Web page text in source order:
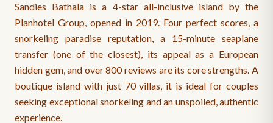
Sandies Bathala is a 4-star all-inclusive island by the
Planhotel Group, opened in 2019. Four perfect scores, a
snorkeling paradise reputation, a 15-minute seaplane
transfer (one of the closest), its appeal as a European
hidden gem, and over 800 reviews are its core strengths. A
boutique island with just 70 villas, it is ideal for couples
seeking exceptional snorkeling and an unspoiled, authentic
experience.